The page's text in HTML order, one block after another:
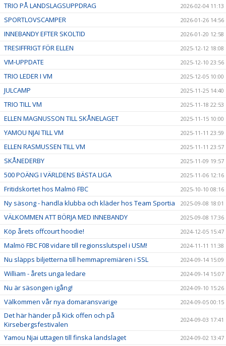
TRIO PÅ LANDSLAGSUPPDRAG 2026-02-04 11:13
SPORTLOVSCAMPER 2026-01-26 14:56
INNEBANDY EFTER SKOLTID 2026-01-20 12:58
TRESIFFRIGT FÖR ELLEN 2025-12-12 18:08
VM-UPPDATE 2025-12-10 23:56
TRIO LEDER I VM 2025-12-05 10:00
JULCAMP 2025-11-25 14:40
TRIO TILL VM 2025-11-18 22:53
ELLEN MAGNUSSON TILL SKÅNELAGET 2025-11-15 10:00
YAMOU NJAI TILL VM 2025-11-11 23:59
ELLEN RASMUSSEN TILL VM 2025-11-11 23:57
SKÅNEDERBY 2025-11-09 19:57
500 POÄNG I VÄRLDENS BÄSTA LIGA 2025-11-06 12:16
Fritidskortet hos Malmö FBC 2025-10-10 08:16
Ny säsong - handla klubba och kläder hos Team Sportia 2025-09-08 18:01
VÄLKOMMEN ATT BÖRJA MED INNEBANDY 2025-09-08 17:36
Köp årets offcourt hoodie! 2024-12-05 15:47
Malmö FBC F08 vidare till regionsslutspel i USM! 2024-11-11 11:38
Nu släpps biljetterna till hemmapremiären i SSL 2024-09-14 15:09
William - årets unga ledare 2024-09-14 15:07
Nu är säsongen igång! 2024-09-10 15:26
Välkommen vår nya domaransvarige 2024-09-05 00:15
Det här händer på Kick offen och på
Kirsebergsfestivalen
2024-09-03 17:41
Yamou Njai uttagen till finska landslaget 2024-09-02 13:47